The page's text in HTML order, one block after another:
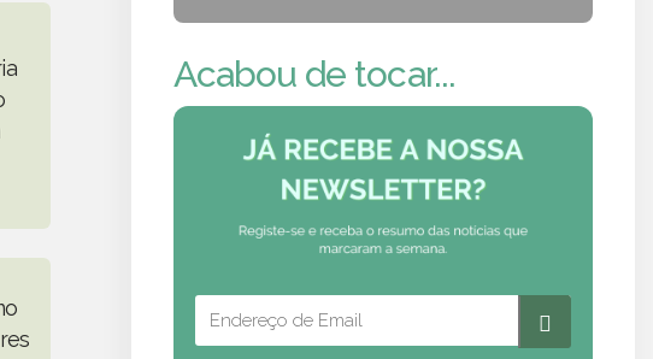
Acabou de tocar...